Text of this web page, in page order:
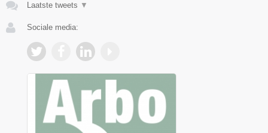
Laatste tweets ▼
Sociale media: